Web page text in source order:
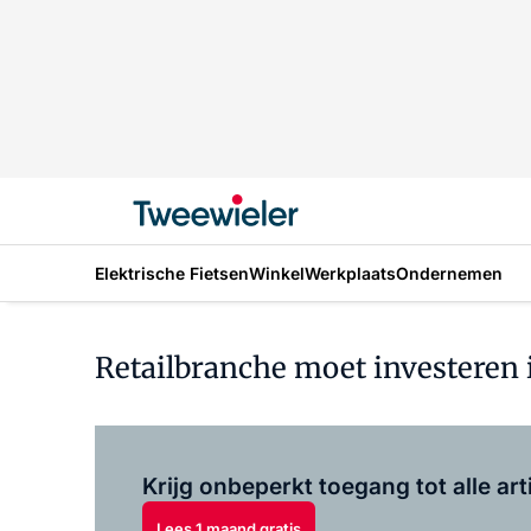
Elektrische FietsenWinkelWerkplaatsOndernemen
Retailbranche moet
Krijg onbeperkt toegang tot alle